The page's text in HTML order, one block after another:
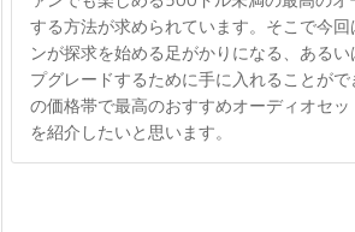
する方法が求められています。そこで今
ンが探求を始める足がかりになる、ある
プグレードするために手に入れることが
の価格帯で最高のおすすめオーディオセ
を紹介したいと思います。